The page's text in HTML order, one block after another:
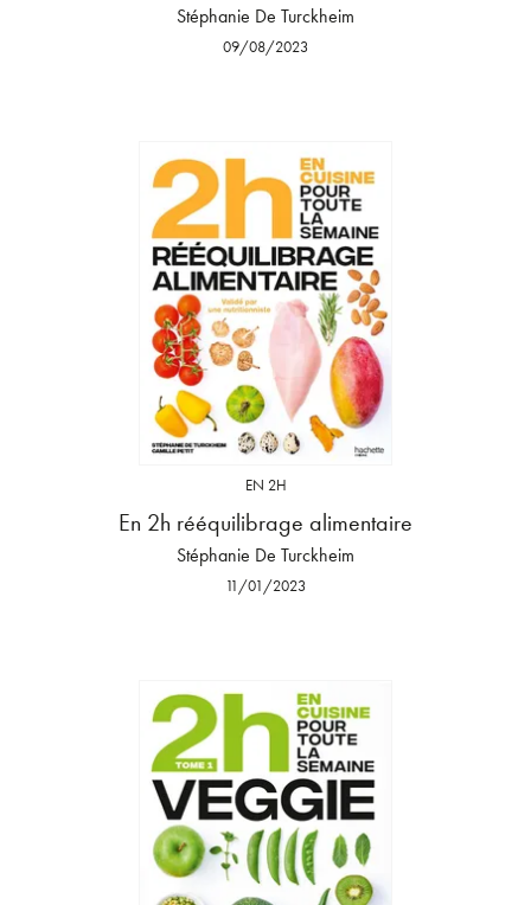
Stéphanie De Turckheim
09/08/2023
EN 2H
En 2h rééquilibrage alimentaire
Stéphanie De Turckheim
11/01/2023